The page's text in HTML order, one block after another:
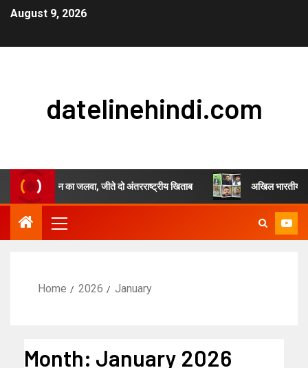
August 9, 2026
datelinehindi.com
का जलवा, जीते दो अंतरराष्ट्रीय खिताब अखिल भारतीय स्वर्णकार
Home 2026 January
Month: January 2026